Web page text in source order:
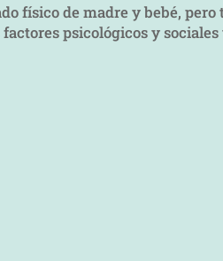
físico de madre y bebé,
psicológicos y